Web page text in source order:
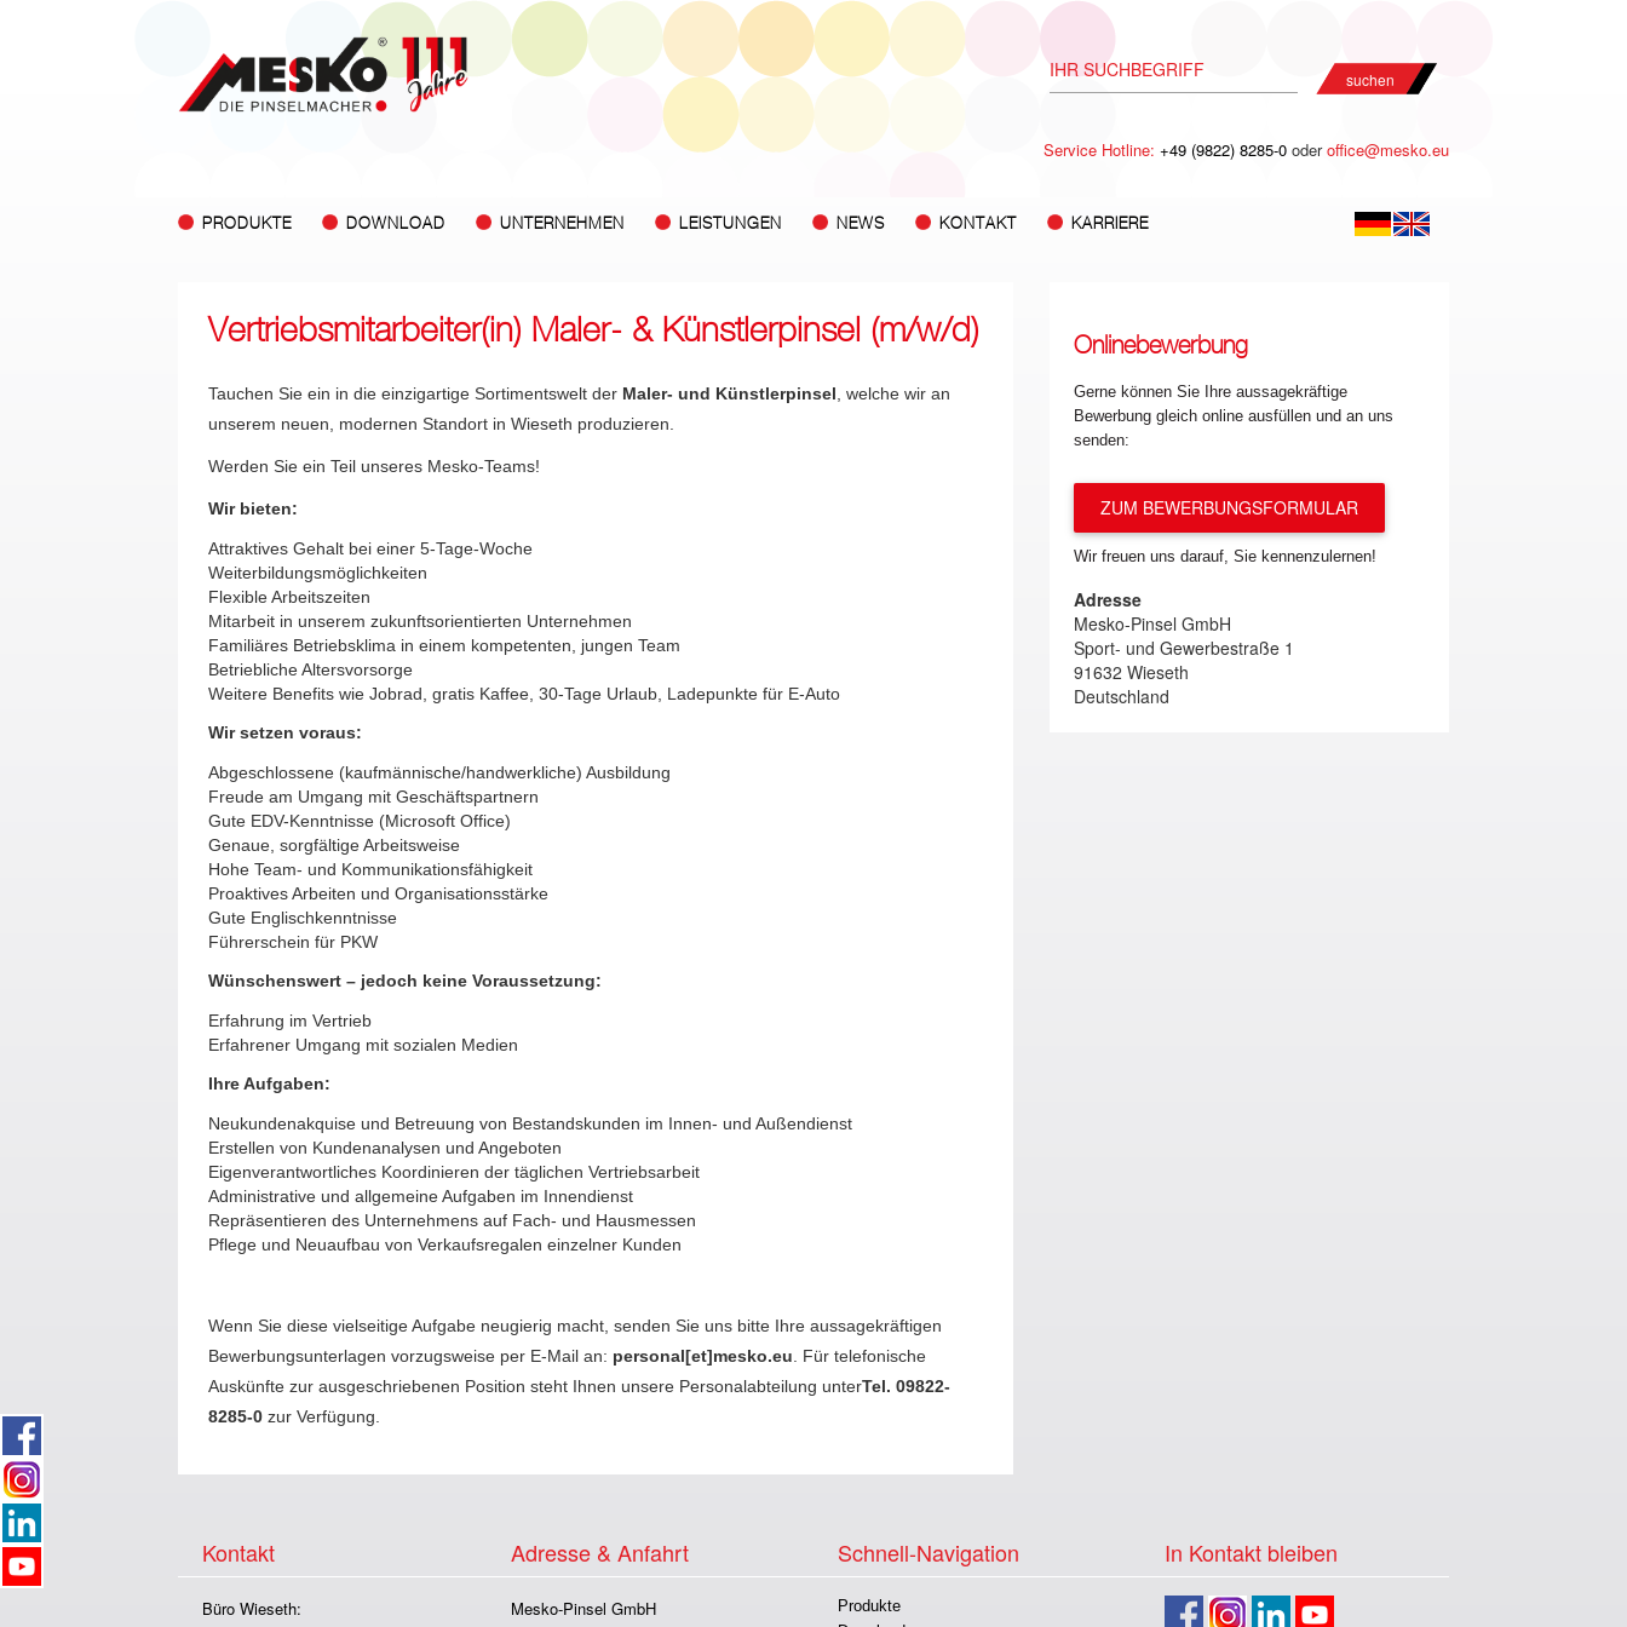
suchen
Service Hotline: +49 (9822) 8285-0 oderoffice@mesko.eu
PRODUKTE DOWNLOAD UNTERNEHMEN LEISTUNGEN NEWS KONTAKT KARRIERE
Vertriebsmitarbeiter(in) Maler- & Künstlerpinsel (m/w/d)
Tauchen Sie ein in die einzigartige Sortimentswelt der Maler- und Künstlerpinsel , welche wir an
unserem neuen, modernen Standort in Wieseth produzieren.
Werden Sie ein Teil unseres Mesko-Teams!
Wir bieten:
Attraktives Gehalt bei einer 5-Tage-Woche
Weiterbildungsmöglichkeiten
Flexible Arbeitszeiten
Mitarbeit in unserem zukunftsorientierten Unternehmen
Familiäres Betriebsklima in einem kompetenten, jungen Team
Betriebliche Altersvorsorge
Weitere Benefits wie Jobrad, gratis Kaffee, 30-Tage Urlaub, Ladepunkte für E-Auto
Wir setzen voraus:
Abgeschlossene (kaufmännische/handwerkliche) Ausbildung
Freude am Umgang mit Geschäftspartnern
Gute EDV-Kenntnisse (Microsoft Office)
Genaue, sorgfältige Arbeitsweise
Hohe Team- und Kommunikationsfähigkeit
Proaktives Arbeiten und Organisationsstärke
Gute Englischkenntnisse
Führerschein für PKW
Wünschenswert – jedoch keine Voraussetzung:
Erfahrung im Vertrieb
Erfahrener Umgang mit sozialen Medien
Ihre Aufgaben:
Neukundenakquise und Betreuung von Bestandskunden im Innen- und Außendienst
Erstellen von Kundenanalysen und Angeboten
Eigenverantwortliches Koordinieren der täglichen Vertriebsarbeit
Administrative und allgemeine Aufgaben im Innendienst
Repräsentieren des Unternehmens auf Fach- und Hausmessen
Pflege und Neuaufbau von Verkaufsregalen einzelner Kunden
Wenn Sie diese vielseitige Aufgabe neugierig macht, senden Sie uns bitte Ihre aussagekräftigen
Bewerbungsunterlagen vorzugsweise per E-Mail an: personal[et]mesko.eu . Für telefonische
Auskünfte zur ausgeschriebenen Position steht Ihnen unsere Personalabteilung unterTel. 09822-
8285-0 zur Verfügung.
Onlinebewerbung
Gerne können Sie Ihre aussagekräftige
Bewerbung gleich online ausfüllen und an uns
senden:
ZUM BEWERBUNGSFORMULAR
Wir freuen uns darauf, Sie kennenzulernen!
Adresse
Mesko-Pinsel GmbH
Sport- und Gewerbestraße 1
91632 Wieseth
Deutschland
Kontakt
Büro Wieseth:
Adresse & Anfahrt
Mesko-Pinsel GmbH
Schnell-Navigation
Produkte
In Kontakt bleiben